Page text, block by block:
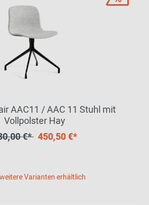
AAC11 / AAC 11 Stuhl mit
Vollpolster Hay
€* 450,50 €*
weitere Varianten erhältlich